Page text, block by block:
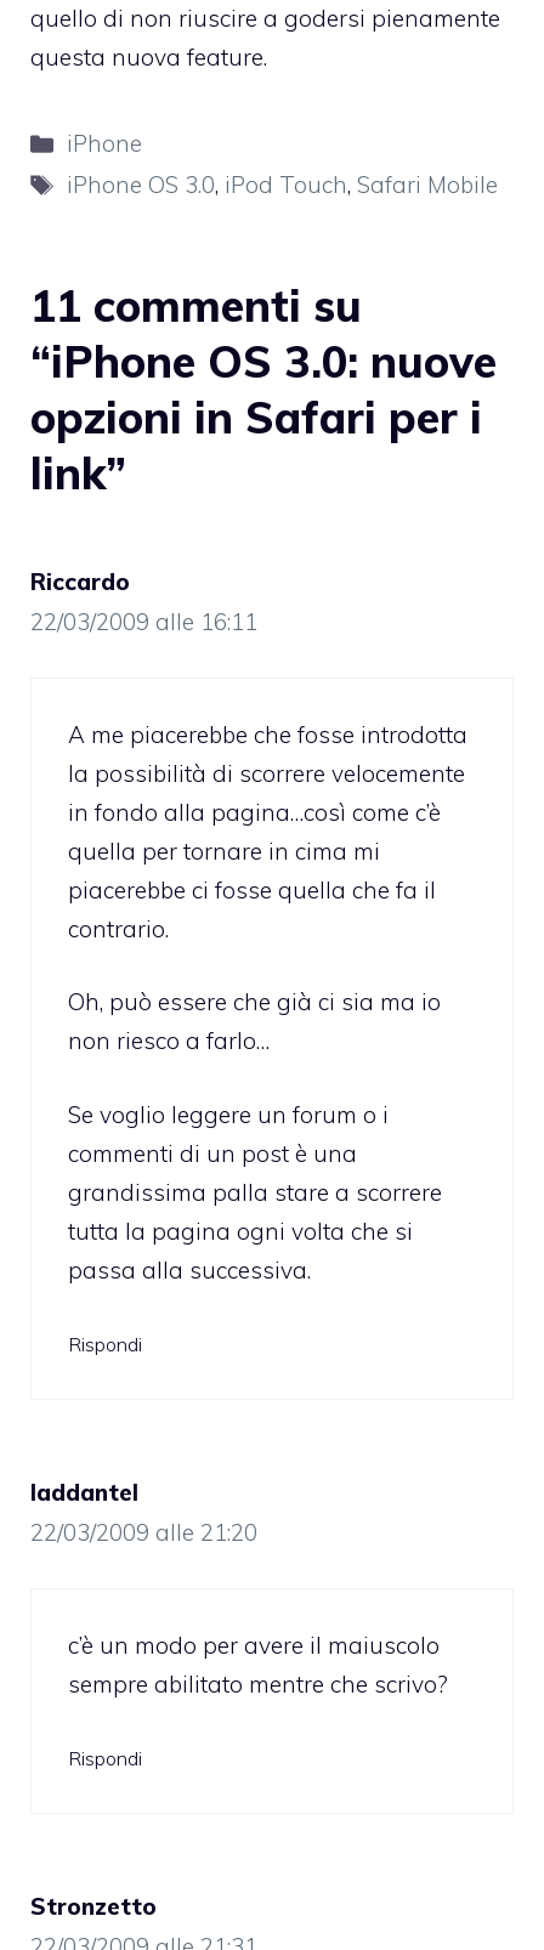
quello di non riuscire a godersi pienamente
questa nuova feature.
Categorie
iPhone
Tag
iPhone OS 3.0, iPod Touch,Safari Mobile
11 commenti su
“iPhone OS 3.0: nuove
opzioni in Safari per i
link”
Riccardo
22/03/2009 alle 16:11
A me piacerebbe che fosse introdotta
la possibilità di scorrere velocemente
in fondo alla pagina…così come c’è
quella per tornare in cima mi
piacerebbe ci fosse quella che fa il
contrario.
Oh, può essere che già ci sia ma io
non riesco a farlo…
Se voglio leggere un forum o i
commenti di un post è una
grandissima palla stare a scorrere
tutta la pagina ogni volta che si
passa alla successiva.
Rispondi
laddantel
22/03/2009 alle 21:20
c’è un modo per avere il maiuscolo
sempre abilitato mentre che scrivo?
Rispondi
Stronzetto